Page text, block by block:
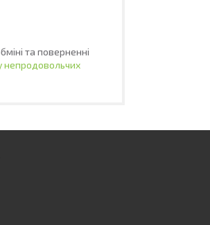
та поверненні
непродовольчих